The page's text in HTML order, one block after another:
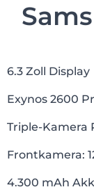
6.3 Zoll Display
Exynos 2600
Triple-Kamera
Frontkamera:
4.300 mAh